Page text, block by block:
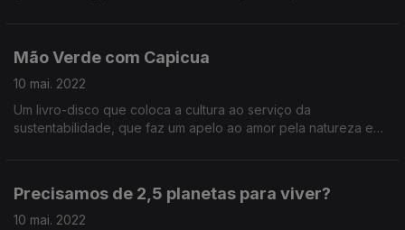
Mão Verde com Capicua
10 mai. 2022
Um livro-disco que coloca a cultura ao serviço da
sustentabilidade, que faz um apelo ao amor pela natureza e
Precisamos de 2,5 planetas para viver?
10 mai. 2022